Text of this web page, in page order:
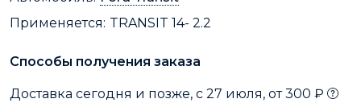
Применяется: TRANSIT 14- 2.2
Способы получения заказа
Доставка сегодня и позже, с 27 июля, от 300 ₽